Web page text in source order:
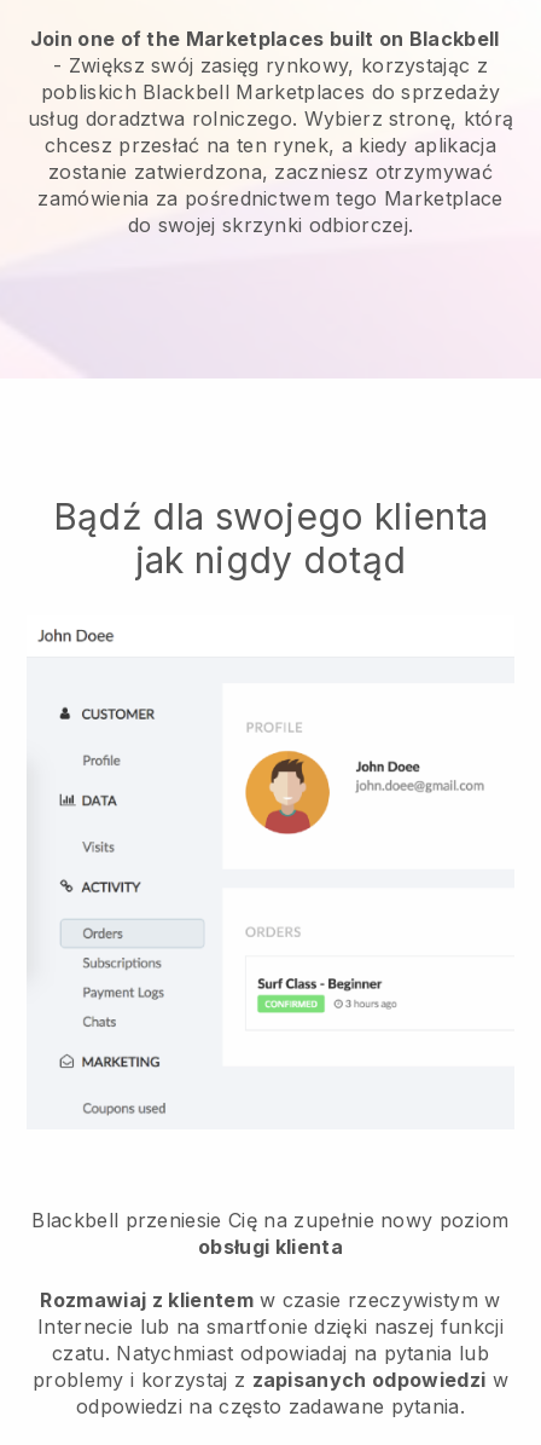
Join one of the Marketplaces built on Blackbell
- Zwiększ swój zasięg rynkowy, korzystając z
pobliskich Blackbell Marketplaces do sprzedaży
usług doradztwa rolniczego. Wybierz stronę, którą
chcesz przesłać na ten rynek, a kiedy aplikacja
zostanie zatwierdzona, zaczniesz otrzymywać
zamówienia za pośrednictwem tego Marketplace
do swojej skrzynki odbiorczej.
Bądź dla swojego klienta
jak nigdy dotąd
Blackbell przeniesie Cię na zupełnie nowy poziom
obsługi klienta
Rozmawiaj z klientemw czasie rzeczywistym w
Internecie lub na smartfonie dzięki naszej funkcji
czatu. Natychmiast odpowiadaj na pytania lub
problemy i korzystaj z zapisanych odpowiedzi w
odpowiedzi na często zadawane pytania.